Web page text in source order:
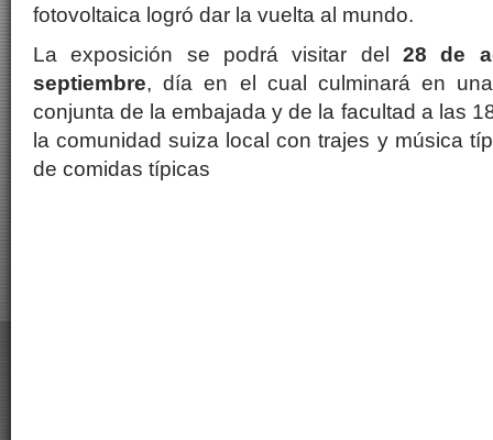
fotovoltaica logró dar la vuelta al mundo.
La exposición se podrá visitar del 28 de
septiembre, día en el cual culminará en
conjunta de la embajada y de la facultad a las
la comunidad suiza local con trajes y música
de comidas típicas